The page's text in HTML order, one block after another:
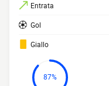
Entrata
Gol
Giallo
87%